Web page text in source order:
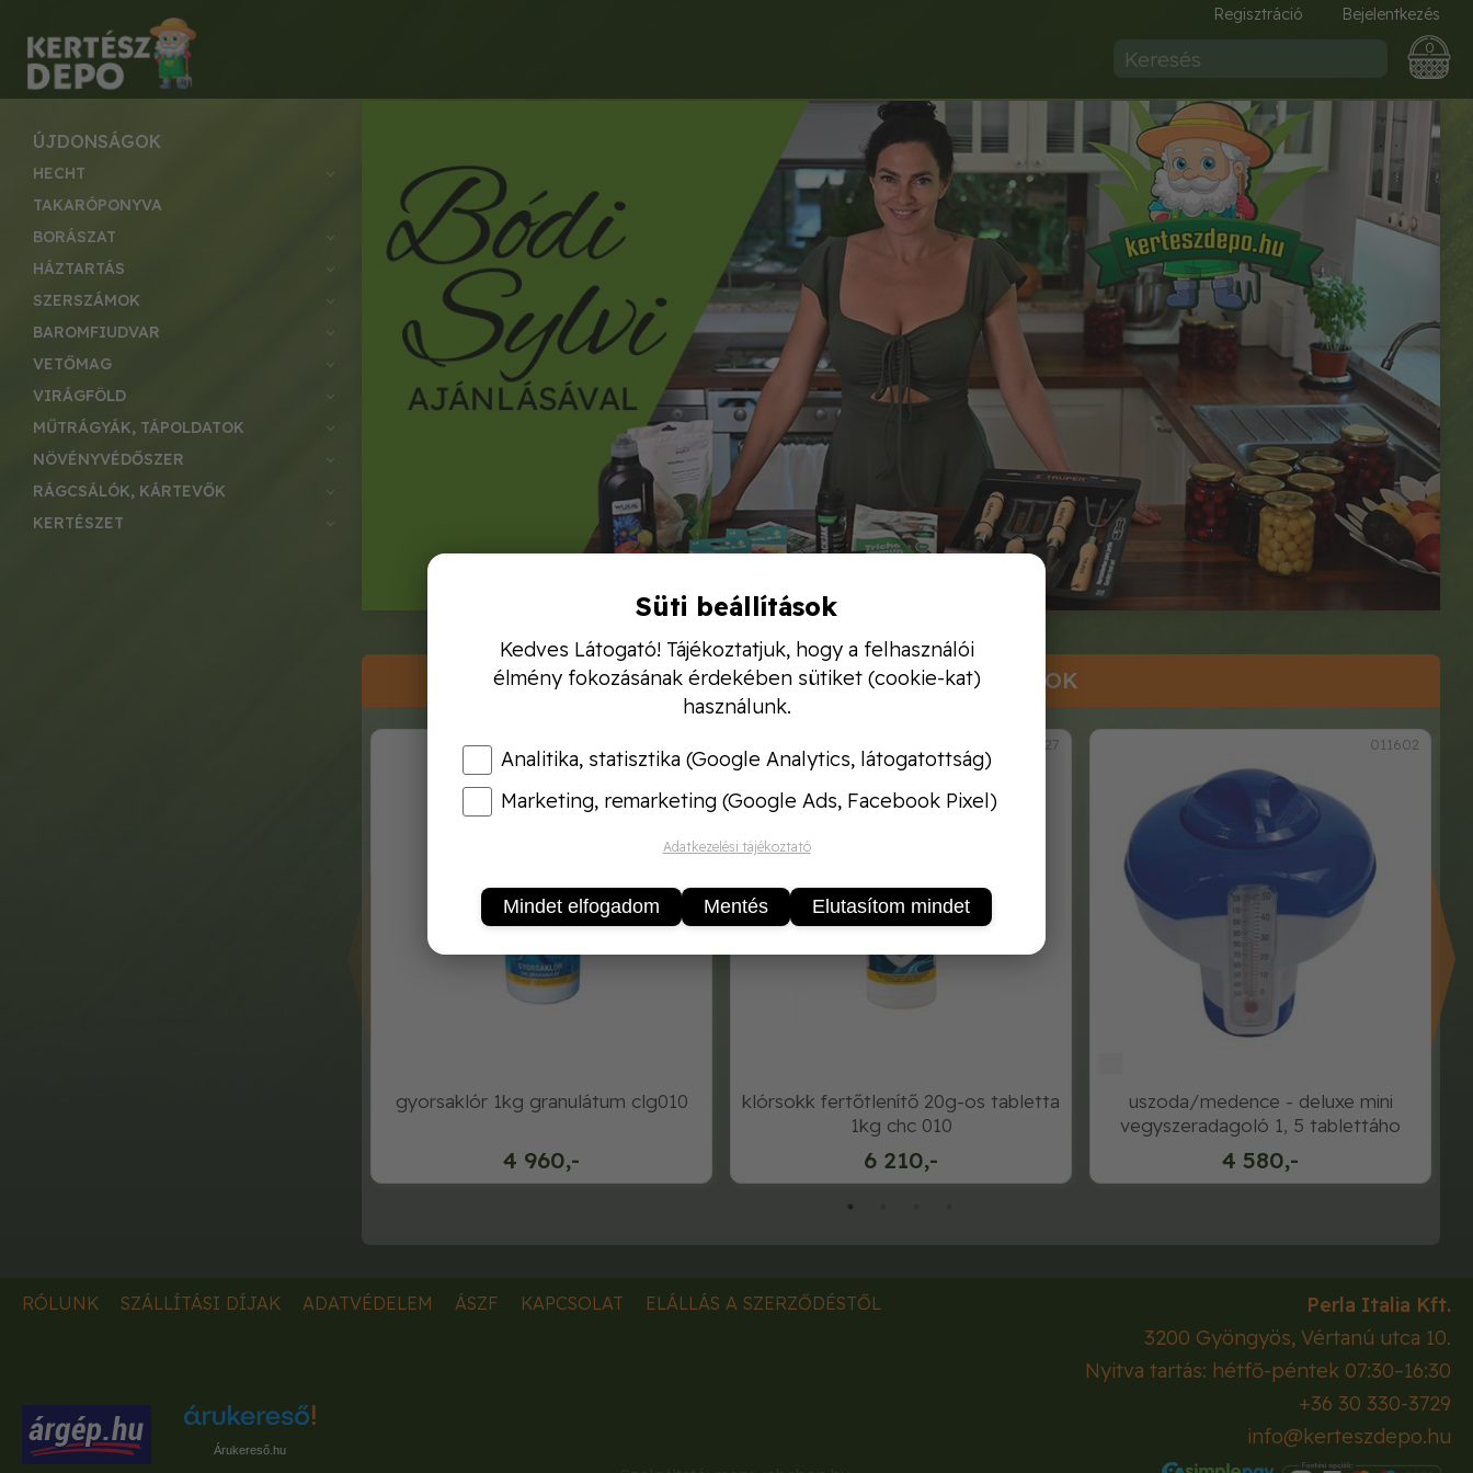
Regisztráció Bejelentkezés
0
AJÁNLATUNK ÚJDONSÁGOK
4 960,-
gyorsaklór 1kg granulátum clg010
005627
6 210,-
klórsokk fertőtlenítő 20g-os tabletta
1kg chc 010
011602
4 580,-
uszoda/medence - deluxe mini
vegyszeradagoló 1, 5 tablettáho
ÚJDONSÁGOK
HECHT
TAKARÓPONYVA
BORÁSZAT
HÁZTARTÁS
SZERSZÁMOK
BAROMFIUDVAR
VETŐMAG
VIRÁGFÖLD
MŰTRÁGYÁK, TÁPOLDATOK
NÖVÉNYVÉDŐSZER
RÁGCSÁLÓK, KÁRTEVŐK
KERTÉSZET
RÓLUNK SZÁLLÍTÁSI DÍJAK ADATVÉDELEM ÁSZF KAPCSOLAT ELÁLLÁS A SZERZŐDÉSTŐL
Perla Italia Kft.
3200 Gyöngyös, Vértanú utca 10.
Nyitva tartás: hétfő-péntek 07:30–16:30
+36 30 330-3729
info@kerteszdepo.hu
Árukereső.hu
Süti beállítások
Kedves Látogató! Tájékoztatjuk, hogy a felhasználói
élmény fokozásának érdekében sütiket (cookie-kat)
használunk.
Analitika, statisztika (Google Analytics, látogatottság)
Marketing, remarketing (Google Ads, Facebook Pixel)
Adatkezelési tájékoztató
Mindet elfogadom Mentés Elutasítom mindet